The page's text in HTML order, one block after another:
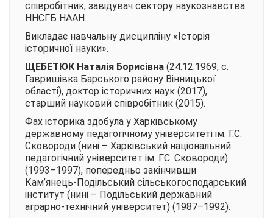
співробітник, завідувач сектору наукознавства
ННСГБ НААН.
Викладає навчальну дисципліну «Історія
історичної науки».
ЩЕБЕТЮК Наталія Борисівна (24.12.1969, с.
Гавришівка Барського району Вінницької
області), доктор історичних наук (2017),
старший науковий співробітник (2015).
Фах історика здобула у Харківському
державному педагогічному університеті ім. Г.С.
Сковороди (нині – Харківський національний
педагогічний університет ім. Г.С. Сковороди)
(1993–1997), попередньо закінчивши
Кам’янець-Подільський сільськогосподарський
інститут (нині – Подільський державний
аграрно-технічний університет) (1987–1992).